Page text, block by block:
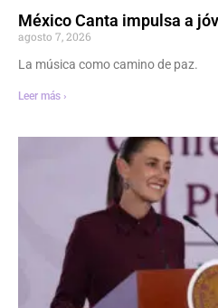
México Canta impulsa a
agosto 7, 2026
La música como camino de paz.
Leer más ›